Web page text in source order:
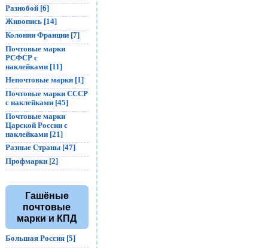
Разнобой [6]
Живопись [14]
Колонии Франции [7]
Почтовые марки
РСФСР с
наклейками [11]
Непочтовые марки [1]
Почтовые марки СССР
с наклейками [45]
Почтовые марки
Царской России с
наклейками [21]
Разные Страны [47]
Профмарки [2]
Гашёные
почтовые
марки и КПД
Большая Россия [5]